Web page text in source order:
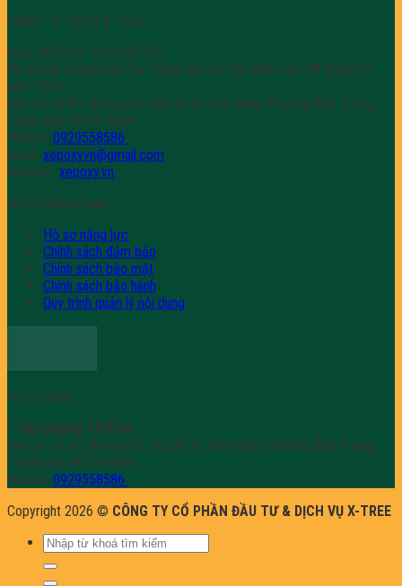
CÔNG TY TNHH X-TREE
Giấy ĐKKD số: 0318247182
Do Sở kế Hoạch Đầu Tư Thành phố Hồ Chí Minh cấp: 08 tháng 01
năm 2024.
Địa chỉ: số 81, đường 52, khu đô thị Văn Minh, Phường Bình Trưng,
Thành phố Hồ Chí Minh.
Hotline: 0929558586
Email: xepoxyvn@gmail.com
Website: xepoxy.vn
Hỗ trợ khách hàng
Hồ sơ năng lực
Chính sách đảm bảo
Chính sách bảo mật
Chính sách bảo hành
Quy trình quản lý nội dung
Trụ sở chính
– Văn phòng TPHCM
Địa chỉ: số 81, đường 52, khu đô thị Văn Minh, Phường Bình Trưng,
Thành phố Hồ Chí Minh.
Hotline: 0929558586
Copyright 2026 © CÔNG TY CỔ PHẦN ĐẦU TƯ & DỊCH VỤ X-TREE
Tìm